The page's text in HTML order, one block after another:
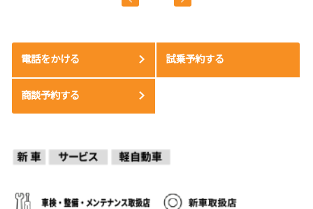
電話をかける 試乗予約する
商談予約する